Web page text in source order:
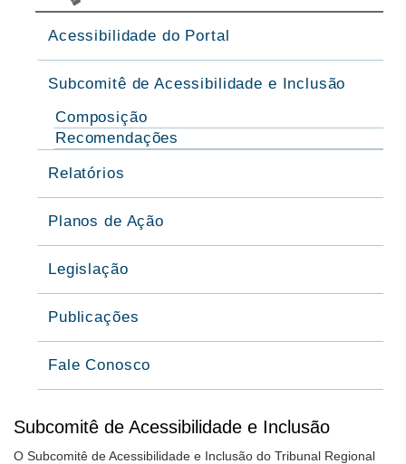
Subcomitê de Acessibilidade e Inclusão
O Subcomitê de Acessibilidade e Inclusão do Tribunal Regional
Acessibilidade do Portal
Subcomitê de Acessibilidade e Inclusão
Composição
Recomendações
Relatórios
Planos de Ação
Legislação
Publicações
Fale Conosco